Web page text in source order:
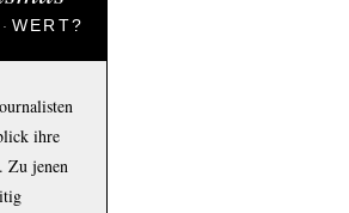
WERT?
ihre
Zu jenen